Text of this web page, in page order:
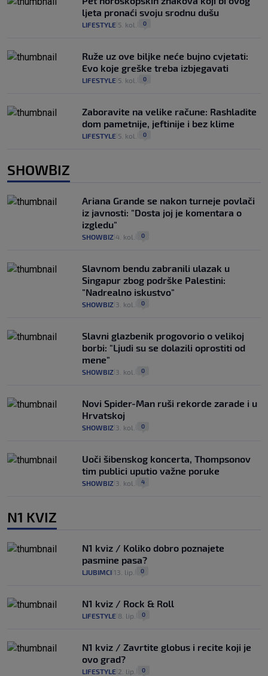
ljeta pronaći svoju srodnu dušu
LIFESTYLE 5. kol. 0
Ruže uz ove biljke neće bujno cvjetati:
Evo koje greške treba izbjegavati
LIFESTYLE 5. kol. 0
Zaboravite na velike račune: Rashladite
dom pametnije, jeftinije i bez klime
LIFESTYLE 5. kol. 0
SHOWBIZ
Ariana Grande se nakon turneje povlači
iz javnosti: "Dosta joj je komentara o
izgledu"
SHOWBIZ 4. kol. 0
Slavnom bendu zabranili ulazak u
Singapur zbog podrške Palestini:
"Nadrealno iskustvo"
SHOWBIZ 3. kol. 0
Slavni glazbenik progovorio o velikoj
borbi: "Ljudi su se dolazili oprostiti od
mene"
SHOWBIZ 3. kol. 0
Novi Spider-Man ruši rekorde zarade i u
Hrvatskoj
SHOWBIZ 3. kol. 0
Uoči šibenskog koncerta, Thompsonov
tim publici uputio važne poruke
SHOWBIZ 3. kol. 4
N1 KVIZ
N1 kviz / Koliko dobro poznajete
pasmine pasa?
LJUBIMCI 13. lip. 0
N1 kviz / Rock & Roll
LIFESTYLE 8. lip. 0
N1 kviz / Zavrtite globus i recite koji je
ovo grad?
LIFESTYLE 2. lip. 0